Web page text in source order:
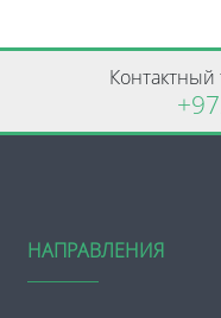
НАПРАВЛЕНИЯ